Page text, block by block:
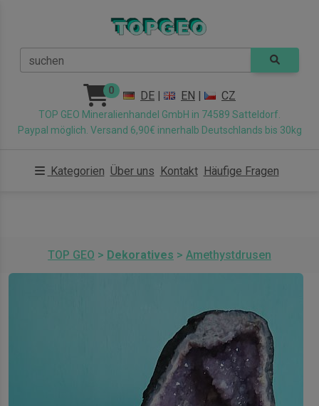
suchen
0 DE | EN | CZ
TOP GEO Mineralienhandel GmbH in 74589 Satteldorf.
Paypal möglich. Versand 6,90€ innerhalb Deutschlands bis 30kg
Kategorien Über uns Kontakt Häufige Fragen
TOP GEO > Dekoratives > Amethystdrusen